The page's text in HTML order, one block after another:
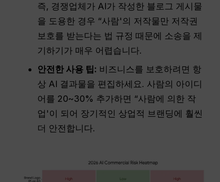
즉, 경쟁업체가 AI가 작성한 블로그 게시물
을 도용한 경우 “사람'의 저작물만 저작권
보호를 받는다는 법 규정 때문에 소송을 제
기하기가 매우 어렵습니다.
안전한 사용 팁: 비즈니스를 보호하려면 항
상 AI 결과물을 편집하세요. 사람의 아이디
어를 20~30% 추가하면 “사람에 의한 작
업'이 되어 장기적인 상업적 브랜딩에 훨씬
더 안전합니다.